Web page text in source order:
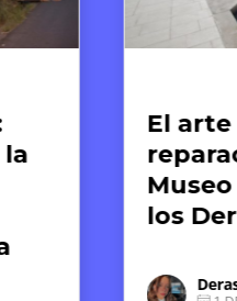
El arte como
reparación: el
Museo de la
los Derechos
Derassu Pizarro Ponce